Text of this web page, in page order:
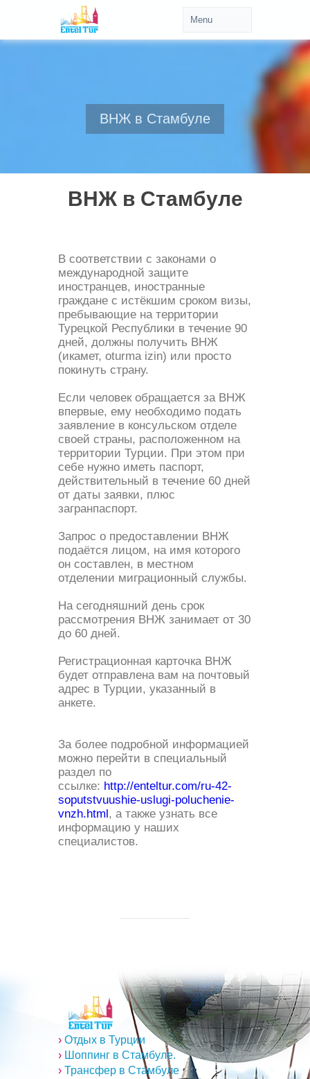
ВНЖ в Стамбуле
ВНЖ в Стамбуле
В соответствии с законами о
международной защите
иностранцев, иностранные
граждане с истёкшим сроком визы,
пребывающие на территории
Турецкой Республики в течение 90
дней, должны получить ВНЖ
(икамет, oturma izin) или просто
покинуть страну.
Если человек обращается за ВНЖ
впервые, ему необходимо подать
заявление в консульском отделе
своей страны, расположенном на
территории Турции. При этом при
себе нужно иметь паспорт,
действительный в течение 60 дней
от даты заявки, плюс
загранпаспорт.
Запрос о предоставлении ВНЖ
подаётся лицом, на имя которого
он составлен, в местном
отделении миграционный службы.
На сегодняшний день срок
рассмотрения ВНЖ занимает от 30
до 60 дней.
Регистрационная карточка ВНЖ
будет отправлена вам на почтовый
адрес в Турции, указанный в
анкете.
За более подробной информацией
можно перейти в специальный
раздел по
ссылке: http://enteltur.com/ru-42-
soputstvuushie-uslugi-poluchenie-
vnzh.html, а также узнать все
информацию у наших
специалистов.
› Отдых в Турции
› Шоппинг в Стамбуле.
› Трансфер в Стамбуле